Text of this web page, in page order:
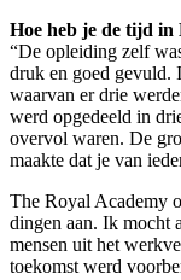
Hoe heb je de tijd in
“De opleiding zelf
druk en goed gevuld.
waarvan er drie
werd opgedeeld in
overvol waren. De
maakte dat je van
The Royal Academy
dingen aan. Ik mocht
mensen uit het
toekomst werd